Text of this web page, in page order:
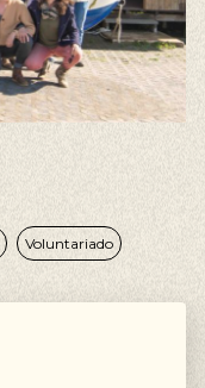
Voluntariado